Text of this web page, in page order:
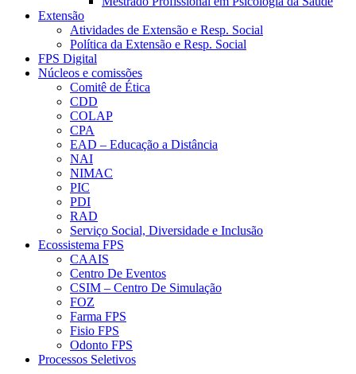
Extensão
Atividades de Extensão e Resp. Social
Política da Extensão e Resp. Social
FPS Digital
Núcleos e comissões
Comitê de Ética
CDD
COLAP
CPA
EAD – Educação a Distância
NAI
NIMAC
PIC
PDI
RAD
Serviço Social, Diversidade e Inclusão
Ecossistema FPS
CAAIS
Centro De Eventos
CSIM – Centro De Simulação
FOZ
Farma FPS
Fisio FPS
Odonto FPS
Processos Seletivos